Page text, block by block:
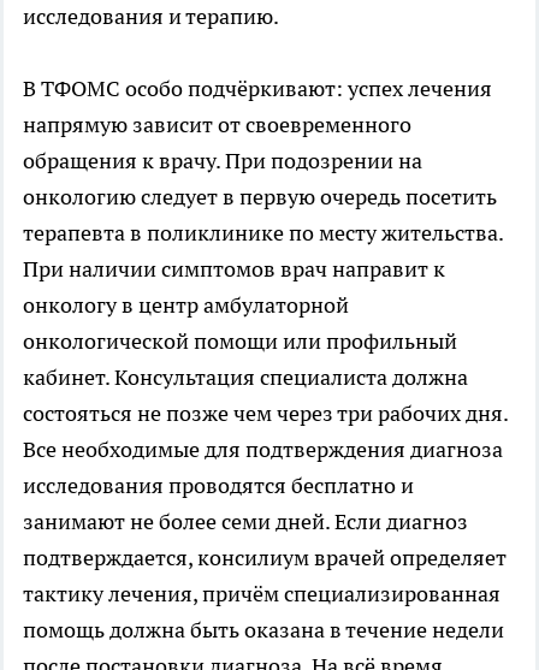
исследования и терапию.
В ТФОМС особо подчёркивают: успех лечения
напрямую зависит от своевременного
обращения к врачу. При подозрении на
онкологию следует в первую очередь посетить
терапевта в поликлинике по месту жительства.
При наличии симптомов врач направит к
онкологу в центр амбулаторной
онкологической помощи или профильный
кабинет. Консультация специалиста должна
состояться не позже чем через три рабочих дня.
Все необходимые для подтверждения диагноза
исследования проводятся бесплатно и
занимают не более семи дней. Если диагноз
подтверждается, консилиум врачей определяет
тактику лечения, причём специализированная
помощь должна быть оказана в течение недели